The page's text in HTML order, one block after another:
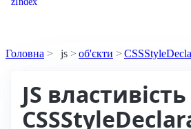
Головна js об'єкти
JS властивість